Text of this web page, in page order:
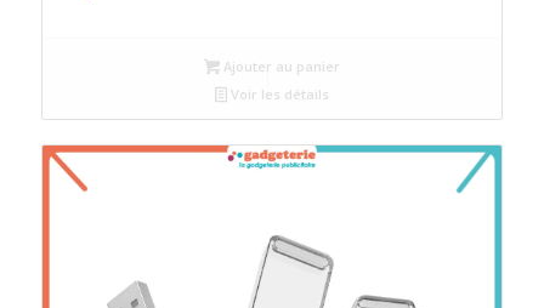
Ajouter au panier
Voir les détails